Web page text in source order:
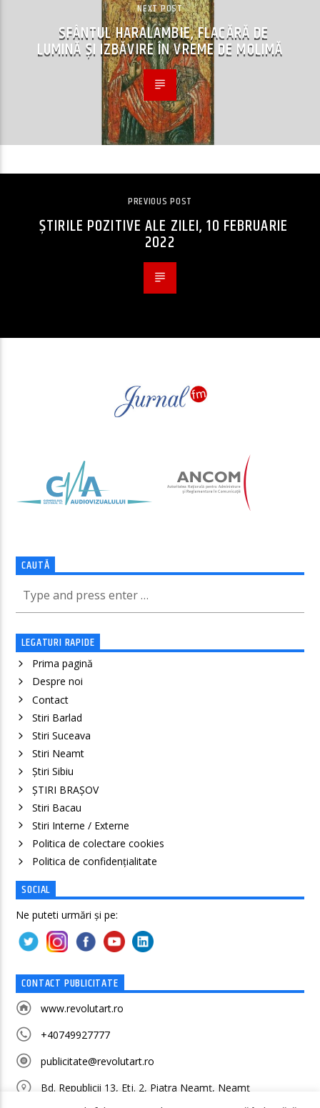
NEXT POST
SFÂNTUL HARALAMBIE, FLACĂRĂ DE
LUMINĂ ŞI IZBĂVIRE ÎN VREME DE MOLIMĂ
PREVIOUS POST
ȘTIRILE POZITIVE ALE ZILEI, 10 FEBRUARIE
2022
CAUTĂ
LEGATURI RAPIDE
Prima pagină
Despre noi
Contact
Stiri Barlad
Stiri Suceava
Stiri Neamt
Știri Sibiu
ȘTIRI BRAȘOV
Stiri Bacau
Stiri Interne / Externe
Politica de colectare cookies
Politica de confidenţialitate
SOCIAL
Ne puteti urmări și pe:
CONTACT PUBLICITATE
www.revolutart.ro
+40749927777
publicitate@revolutart.ro
Bd. Republicii 13, Etj. 2, Piatra Neamț, Neamț